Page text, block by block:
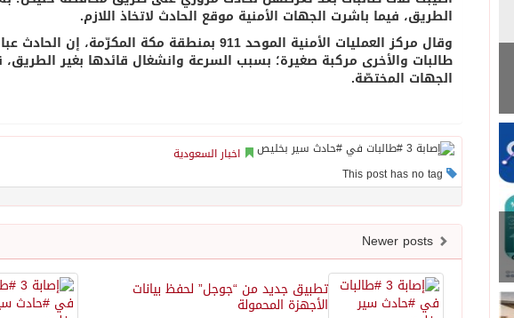
الطريق، فيما باشرت الجهات الأمنية موقع الحادث لاتخاذ اللازم.
‏وقال مركز العمليات الأمنية الموحد 911 بمنطقة
الجهات المختصّة.
اخبار السعودية
تطبيق جديد من “جوجل” لحفظ بيانات
الأجهزة المحمولة